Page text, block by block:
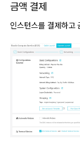
금액 결제
인스턴스를 결제하고